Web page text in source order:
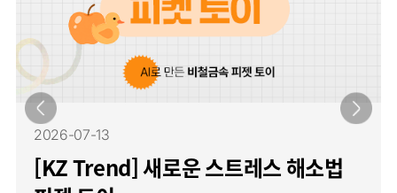
2026-07-13
[KZ Trend] 새로운 스트레스 해소법